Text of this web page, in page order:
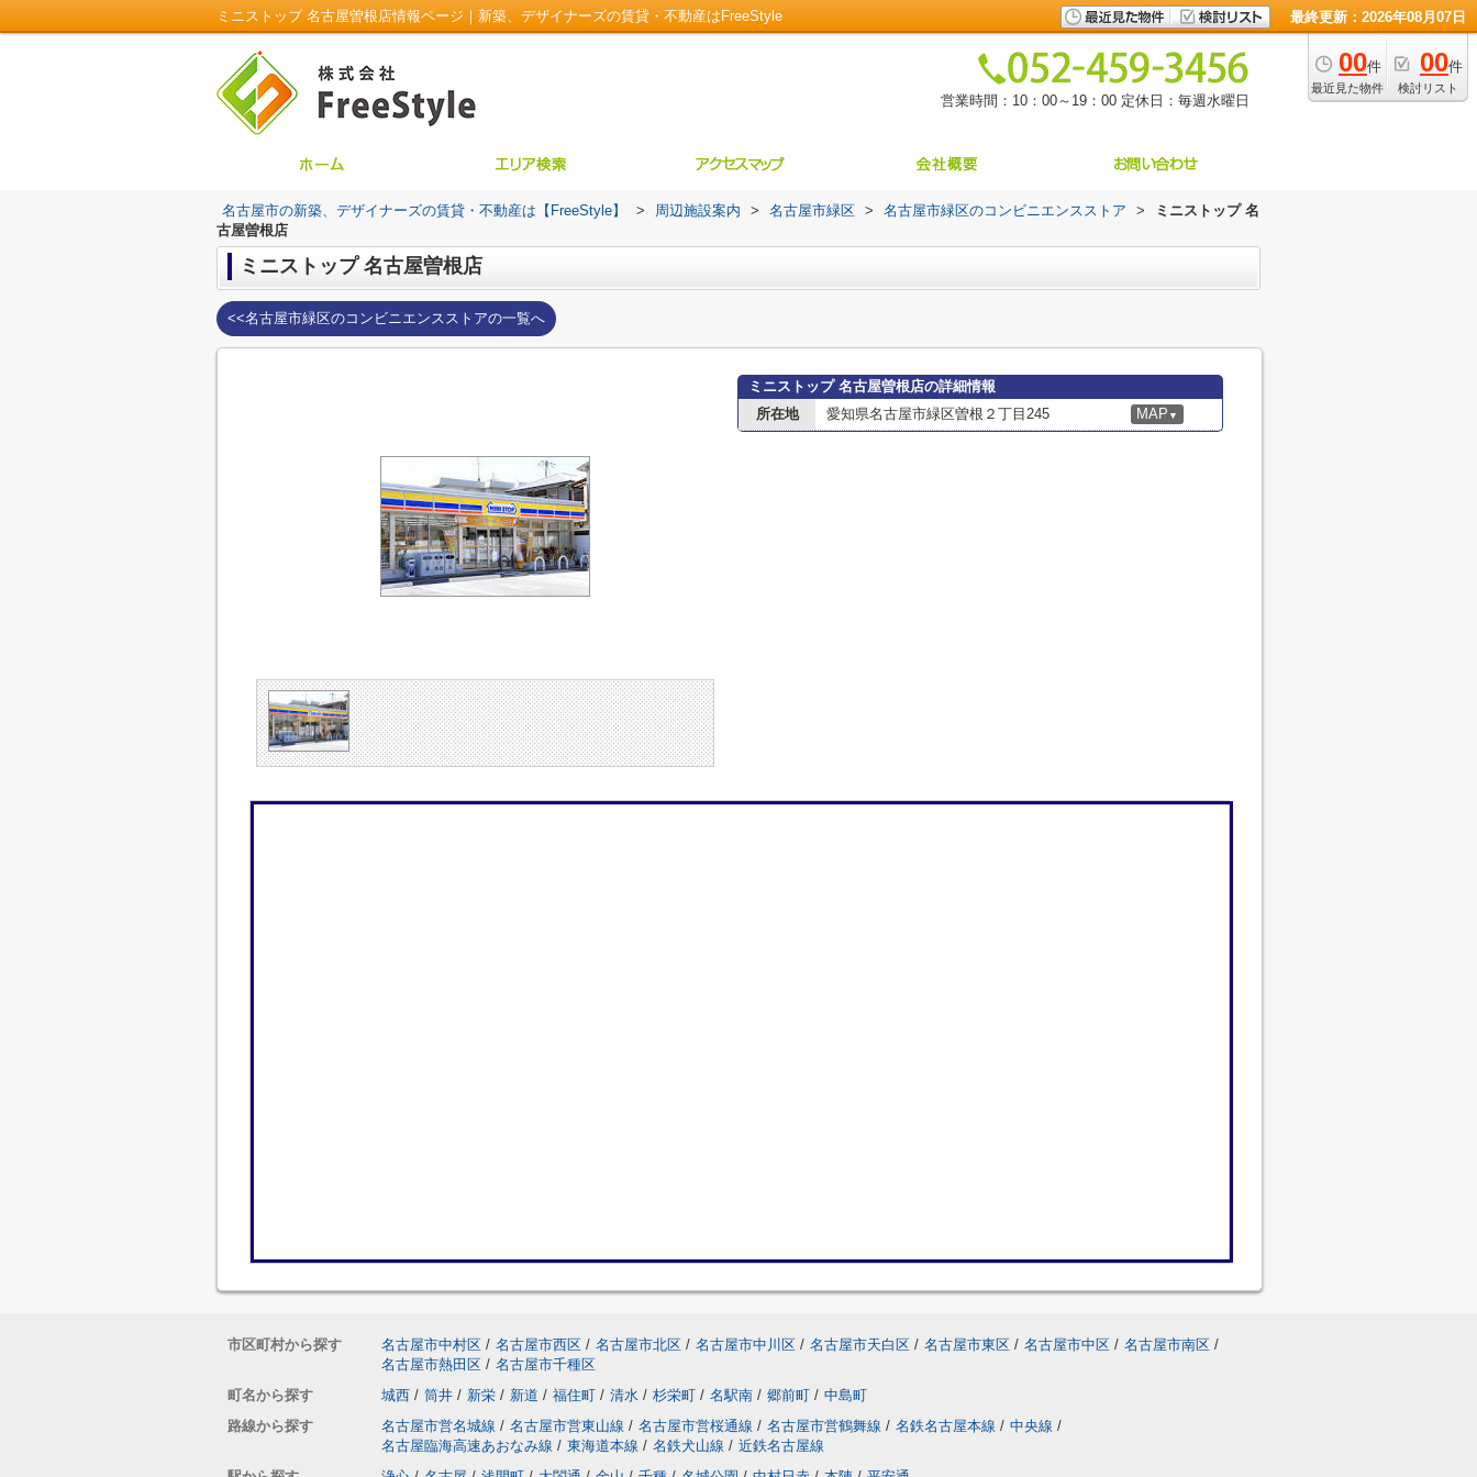
ミニストップ 名古屋曽根店情報ページ｜新築、デザイナーズの賃貸・不動産はFreeStyle 最終更新：2026年08月07日
00件
最近見た物件
00件
検討リスト
営業時間：10：00～19：00 定休日：毎週水曜日
名古屋市の新築、デザイナーズの賃貸・不動産は【FreeStyle】 > 周辺施設案内 > 名古屋市緑区 > 名古屋市緑区のコンビニエンスストア >
ミニストップ 名
古屋曽根店
ミニストップ 名古屋曽根店
<<名古屋市緑区のコンビニエンスストアの一覧へ
ミニストップ 名古屋曽根店の詳細情報
所在地
愛知県名古屋市緑区曽根２丁目245 MAP ▼
市区町村から探す 名古屋市中村区 / 名古屋市西区 / 名古屋市北区 / 名古屋市中川区 / 名古屋市天白区 / 名古屋市東区 / 名古屋市中区 / 名古屋市南区 /
名古屋市熱田区 / 名古屋市千種区
町名から探す
城西 / 筒井 / 新栄 / 新道 / 福住町 / 清水 / 杉栄町 / 名駅南 / 郷前町 / 中島町
路線から探す
名古屋市営名城線 / 名古屋市営東山線 / 名古屋市営桜通線 / 名古屋市営鶴舞線 / 名鉄名古屋本線 / 中央線 /
名古屋臨海高速あおなみ線 / 東海道本線 / 名鉄犬山線 / 近鉄名古屋線